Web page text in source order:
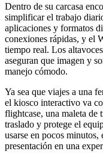
Dentro de su carcasa
simplificar el trabajo
aplicaciones y formatos
conexiones rápidas, y el
tiempo real. Los
aseguran que imagen y
manejo cómodo.
Ya sea que viajes a una
el kiosco interactivo va
flightcase, una maleta de
traslado y protege el
usarse en pocos
presentación en una